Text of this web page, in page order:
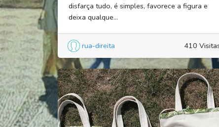
disfarça tudo, é simples, favorece a figura e
deixa qualque...
rua-direita 410